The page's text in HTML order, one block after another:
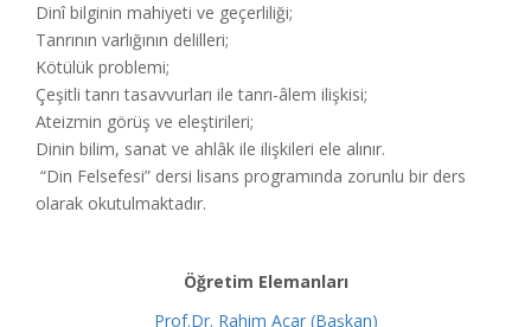
Dinî bilginin mahiyeti ve geçerliliği;
Tanrının varlığının delilleri;
Kötülük problemi;
Çeşitli tanrı tasavvurları ile tanrı-âlem ilişkisi;
Ateizmin görüş ve eleştirileri;
Dinin bilim, sanat ve ahlâk ile ilişkileri ele alınır.
“Din Felsefesi” dersi lisans programında zorunlu bir ders
olarak okutulmaktadır.
Öğretim Elemanları
Prof.Dr. Rahim Acar (Başkan)